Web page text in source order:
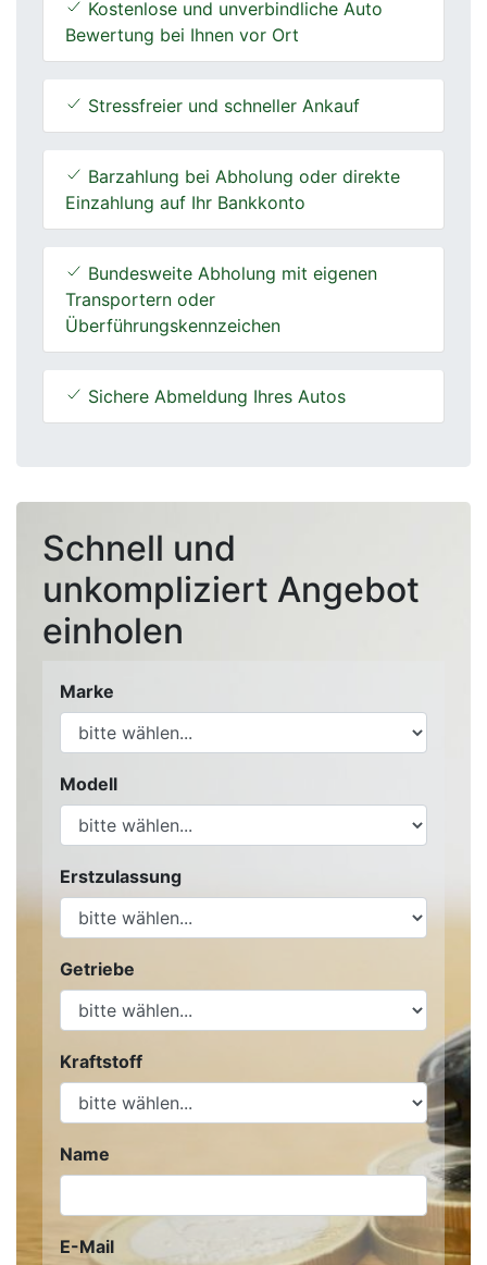
Kostenlose und unverbindliche Auto
Bewertung bei Ihnen vor Ort
Stressfreier und schneller Ankauf
Barzahlung bei Abholung oder direkte
Einzahlung auf Ihr Bankkonto
Bundesweite Abholung mit eigenen
Transportern oder
Überführungskennzeichen
Sichere Abmeldung Ihres Autos
Schnell und
unkompliziert Angebot
einholen
Marke
Modell
Erstzulassung
Getriebe
Kraftstoff
Name
E-Mail